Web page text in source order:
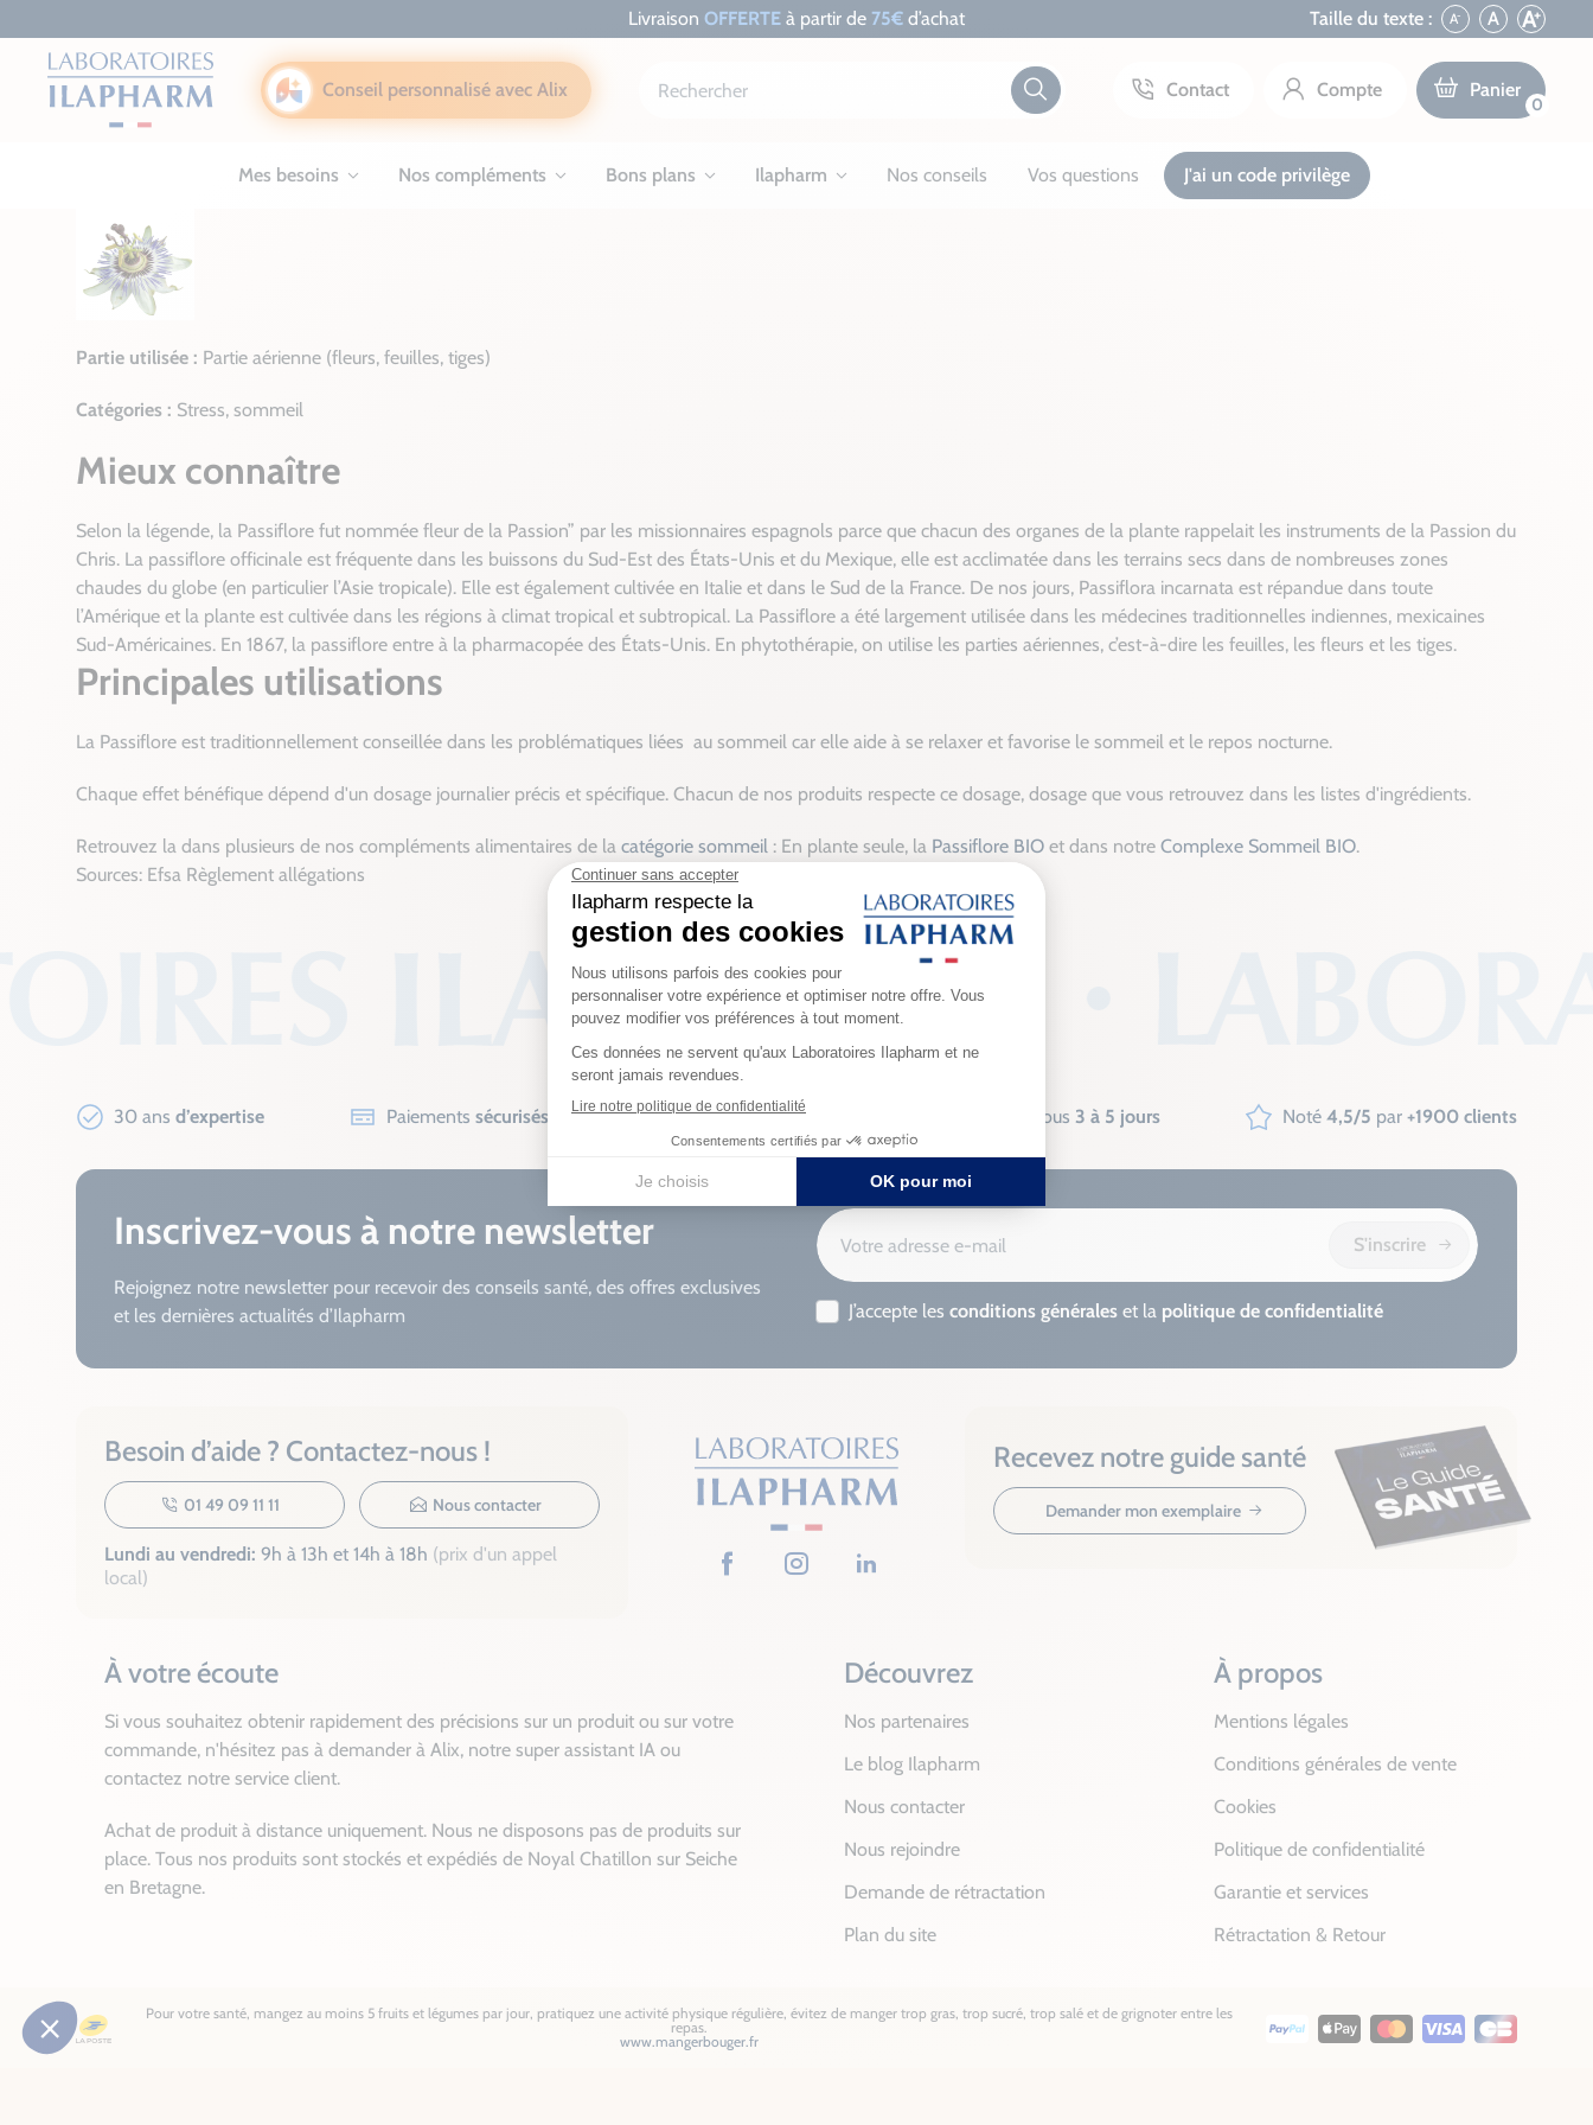
Livraison OFFERTE à partir de 75€ d’achat Taille du texte : A- A A+
Conseil personnalisé avec Alix Contact Compte Panier
0
Mes besoins Nos compléments Bons plans Ilapharm Nos conseils Vos questions J'ai un code privilège
Partie utilisée : Partie aérienne (fleurs, feuilles, tiges)
Catégories : Stress, sommeil
Mieux connaître
Selon la légende, la Passiflore fut nommée fleur de la Passion” par les missionnaires espagnols parce que chacun des organes de la plante rappelait les instruments de la Passion du
Chris. La passiflore officinale est fréquente dans les buissons du Sud-Est des États-Unis et du Mexique, elle est acclimatée dans les terrains secs dans de nombreuses zones
chaudes du globe (en particulier l’Asie tropicale). Elle est également cultivée en Italie et dans le Sud de la France. De nos jours, Passiflora incarnata est répandue dans toute
l’Amérique et la plante est cultivée dans les régions à climat tropical et subtropical. La Passiflore a été largement utilisée dans les médecines traditionnelles indiennes, mexicaines
Sud-Américaines. En 1867, la passiflore entre à la pharmacopée des États-Unis. En phytothérapie, on utilise les parties aériennes, c’est-à-dire les feuilles, les fleurs et les tiges.
Principales utilisations
La Passiflore est traditionnellement conseillée dans les problématiques liées au sommeil car elle aide à se relaxer et favorise le sommeil et le repos nocturne.
Chaque effet bénéfique dépend d'un dosage journalier précis et spécifique. Chacun de nos produits respecte ce dosage, dosage que vous retrouvez dans les listes d'ingrédients.
Retrouvez la dans plusieurs de nos compléments alimentaires de la catégorie sommeil : En plante seule, la Passiflore BIO et dans notre Complexe Sommeil BIO.
Sources: Efsa Règlement allégations
30 ans d’expertise Paiementssécurisés Fabricationfrançaise Livraison sous 3 à 5 jours Noté 4,5/5 par +1900 clients
Inscrivez-vous à notre newsletter
Rejoignez notre newsletter pour recevoir des conseils santé, des offres exclusives
et les dernières actualités d’Ilapharm
S'inscrire
J’accepte les conditions générales et la politique de confidentialité
Besoin d’aide ? Contactez-nous !
01 49 09 11 11 Nous contacter
Lundi au vendredi: 9h à 13h et 14h à 18h (prix d'un appel
local)
FacebookInstagramLinkedIn
Recevez notre guide santé
Demander mon exemplaire
À votre écoute
Si vous souhaitez obtenir rapidement des précisions sur un produit ou sur votre
commande, n'hésitez pas à demander à Alix, notre super assistant IA ou
contactez notre service client.
Achat de produit à distance uniquement. Nous ne disposons pas de produits sur
place. Tous nos produits sont stockés et expédiés de Noyal Chatillon sur Seiche
en Bretagne.
Découvrez
Nos partenaires
Le blog Ilapharm
Nous contacter
Nous rejoindre
Demande de rétractation
Plan du site
À propos
Mentions légales
Conditions générales de vente
Cookies
Politique de confidentialité
Garantie et services
Rétractation & Retour
Pour votre santé, mangez au moins 5 fruits et légumes par jour, pratiquez une activité physique régulière, évitez de manger trop gras, trop sucré, trop salé et de grignoter entre les
repas.
www.mangerbouger.fr